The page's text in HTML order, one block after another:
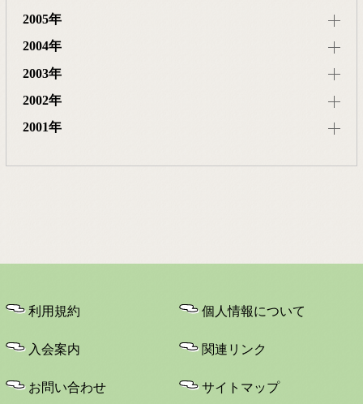
2005年
2004年
2003年
2002年
2001年
利用規約 個人情報について
入会案内 関連リンク
お問い合わせ サイトマップ